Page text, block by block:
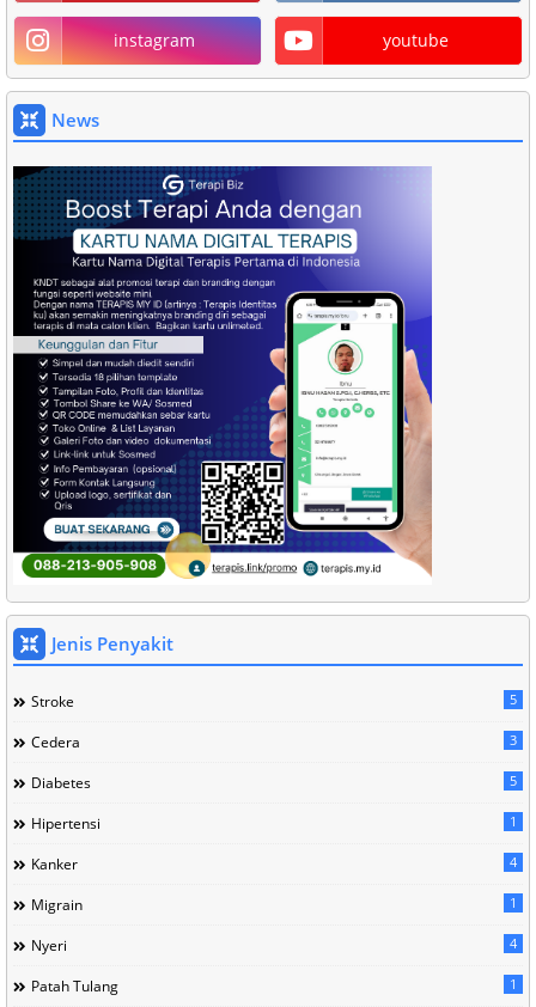
instagram youtube
News
Jenis Penyakit
Stroke 5
Cedera 3
Diabetes 5
Hipertensi 1
Kanker 4
Migrain 1
Nyeri 4
Patah Tulang 1